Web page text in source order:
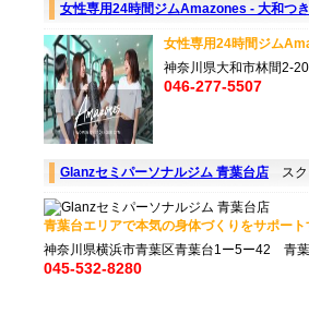
女性専用24時間ジムAmazones - 大和つ
女性専用24時間ジム
神奈川県大和市林間2-
046-277-5507
Glanzセミパーソナルジム 青葉台店 スク
青葉台エリアで本気の身体づくりをサポー
神奈川県横浜市青葉区青葉台1ー5ー42 青
045-532-8280